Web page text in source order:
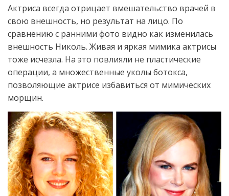
Актриса всегда отрицает вмешательство врачей в
свою внешность, но результат на лицо. По
сравнению с ранними фото видно как изменилась
внешность Николь. Живая и яркая мимика актрисы
тоже исчезла. На это повлияли не пластические
операции, а множественные уколы ботокса,
позволяющие актрисе избавиться от мимических
морщин.